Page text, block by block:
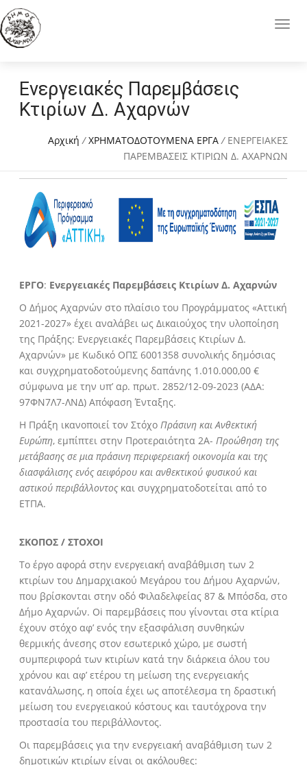
Ενεργειακές Παρεμβάσεις
Κτιρίων Δ. Αχαρνών
Αρχική /ΧΡΗΜΑΤΟΔΟΤΟΥΜΕΝΑ ΕΡΓΑ / ΕΝΕΡΓΕΙΑΚΕΣ
ΠΑΡΕΜΒΑΣΕΙΣ ΚΤΙΡΙΩΝ Δ. ΑΧΑΡΝΩΝ
ΕΡΓΟ: Ενεργειακές Παρεμβάσεις Κτιρίων Δ. Αχαρνών
Ο Δήμος Αχαρνών στο πλαίσιο του Προγράμματος «Αττική
2021-2027» έχει αναλάβει ως Δικαιούχος την υλοποίηση
της Πράξης: Ενεργειακές Παρεμβάσεις Κτιρίων Δ.
Αχαρνών» με Κωδικό ΟΠΣ 6001358 συνολικής δημόσιας
και συγχρηματοδοτούμενης δαπάνης 1.010.000,00 €
σύμφωνα με την υπ’ αρ. πρωτ. 2852/12-09-2023 (ΑΔΑ:
97ΦΝ7Λ7-ΛΝΔ) Απόφαση Ένταξης.
Η Πράξη ικανοποιεί τον ΣτόχοΠράσινη και Ανθεκτική
Ευρώπη, εμπίπτει στην Προτεραιότητα 2Α-Προώθηση της
μετάβασης σε μια πράσινη περιφερειακή οικονομία και της
διασφάλισης ενός αειφόρου και ανθεκτικού φυσικού και
αστικού περιβάλλοντος και συγχρηματοδοτείται από το
ΕΤΠΑ.
ΣΚΟΠΟΣ / ΣΤΟΧΟΙ
Το έργο αφορά στην ενεργειακή αναβάθμιση των 2
κτιρίων του Δημαρχιακού Μεγάρου του Δήμου Αχαρνών,
που βρίσκονται στην οδό Φιλαδελφείας 87 & Μπόσδα, στο
Δήμο Αχαρνών. Oi παρεμβάσεις που γίνονται στα κτίρια
έχουν στόχο αφ’ ενός την εξασφάλιση συνθηκών
θερμικής άνεσης στον εσωτερικό χώρο, με σωστή
συμπεριφορά των κτιρίων κατά την διάρκεια όλου του
χρόνου και αφ’ ετέρου τη μείωση της ενεργειακής
κατανάλωσης, η οποία έχει ως αποτέλεσμα τη δραστική
μείωση του ενεργειακού κόστους και ταυτόχρονα την
προστασία του περιβάλλοντος.
Οι παρεμβάσεις για την ενεργειακή αναβάθμιση των 2
δημοτικών κτιρίων είναι οι ακόλουθες: